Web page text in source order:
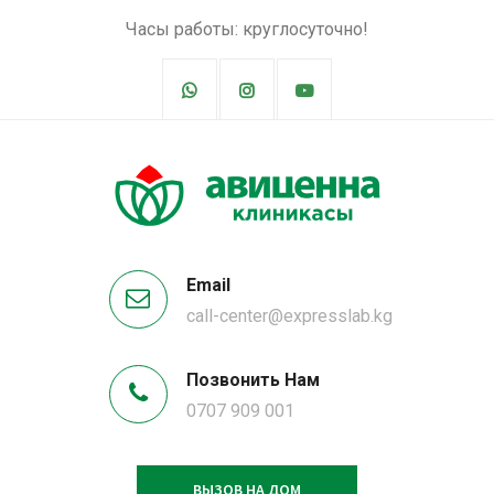
Часы работы: круглосуточно!
Email
call-center@expresslab.kg
Позвонить Нам
0707 909 001
ВЫЗОВ НА ДОМ